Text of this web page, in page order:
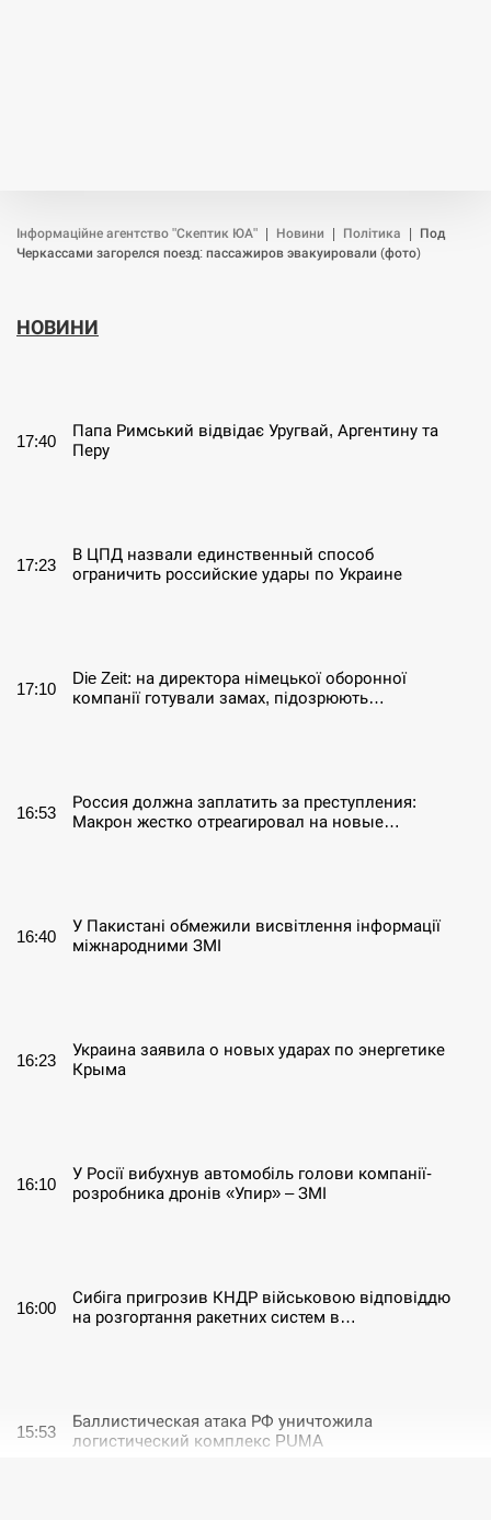
Інформаційне агентство "Скептик ЮА" Новини Політика
Под
Черкассами загорелся поезд: пассажиров эвакуировали (фото)
НОВИНИ
17:40
Папа Римський відвідає Уругвай, Аргентину та
Перу
17:23
В ЦПД назвали единственный способ
ограничить российские удары по Украине
17:10
Die Zeit: на директора німецької оборонної
компанії готували замах, підозрюють…
16:53
Россия должна заплатить за преступления:
Макрон жестко отреагировал на новые…
16:40
У Пакистані обмежили висвітлення інформації
міжнародними ЗМІ
16:23
Украина заявила о новых ударах по энергетике
Крыма
16:10
У Росії вибухнув автомобіль голови компанії-
розробника дронів «Упир» – ЗМІ
16:00
Сибіга пригрозив КНДР військовою відповіддю
на розгортання ракетних систем в…
15:53
Баллистическая атака РФ уничтожила
логистический комплекс PUMA